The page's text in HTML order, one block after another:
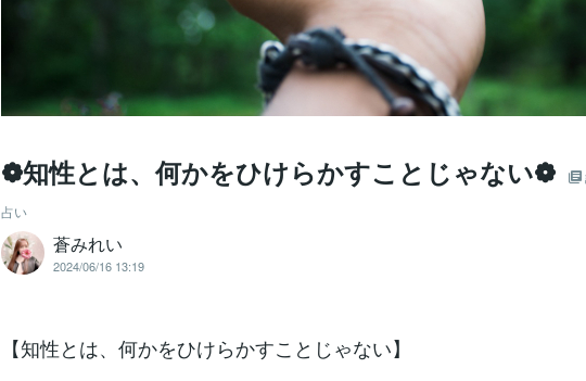
❁知性とは、何かをひけらかすことじゃない❁
占い
蒼みれい
2024/06/16 13:19
【知性とは、何かをひけらかすことじゃない】